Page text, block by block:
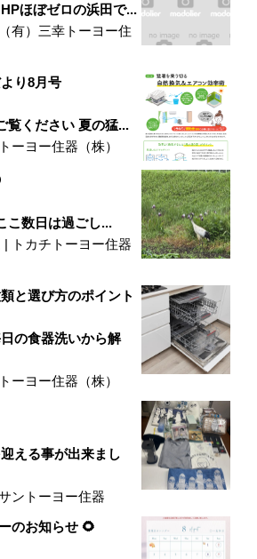
ほぼゼロの浜田で...
（有）三幸トーヨー住
り8月号
ください 夏の猛...
ーヨー住器（株）
こ数日は過ごし...
| トカチトーヨー住器
と選び方のポイント
の食器洗いから解
ーヨー住器（株）
える事が出来まし
ントーヨー住器
のお知らせ 🌻